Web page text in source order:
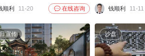
顺利 11-20  在线咨询 钱顺利 11-11
宣传 沙盘